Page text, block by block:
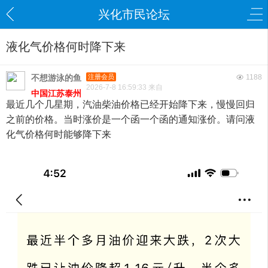
兴化市民论坛
液化气价格何时降下来
1188
不想游泳的鱼 注册会员
2026-7-8 16:59:33 来自
中国江苏泰州
最近几个几星期，汽油柴油价格已经开始降下来，慢慢回归
之前的价格。当时涨价是一个函一个函的通知涨价。请问液
化气价格何时能够降下来